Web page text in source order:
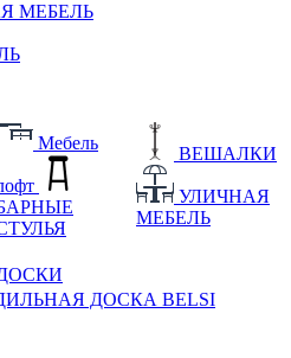
МЕБЕЛЬ
Мебель
ВЕШАЛКИ
УЛИЧНАЯ
МЕБЕЛЬ
ДОСКА BELSI